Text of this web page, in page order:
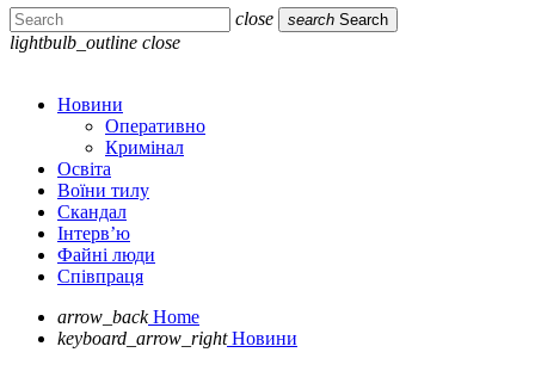
close search Search
lightbulb_outline close
Новини
Оперативно
Кримінал
Освіта
Воїни тилу
Скандал
Інтерв’ю
Файні люди
Співпраця
arrow_back Home
keyboard_arrow_right Новини